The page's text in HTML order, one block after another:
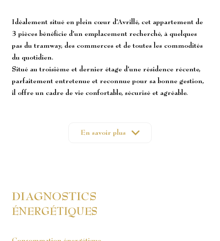
exposition Sud-Ouest
3ème étage
3 étage(s)
terrasse
Idéalement situé en plein cœur d’Avrillé, cet appartement de
3 pièces bénéficie d’un emplacement recherché, à quelques
pas du tramway, des commerces et de toutes les commodités
du quotidien.
Situé au troisième et dernier étage d’une résidence récente,
parfaitement entretenue et reconnue pour sa bonne gestion,
il offre un cadre de vie confortable, sécurisé et agréable.
l’appartement et permettent de profiter d’une belle exposition
prestations actuelles. Un garage en sous-sol complète ce bien.
Grâce à son accessibilité PMR, sa situation centrale et son
En savoir plus
DIAGNOSTICS
ÉNERGÉTIQUES